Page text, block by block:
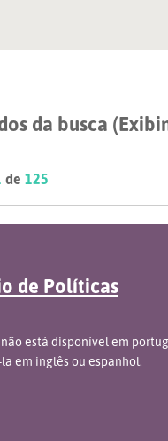
da busca
de125
de Políticas
está disponível em
em inglês ou espanhol.